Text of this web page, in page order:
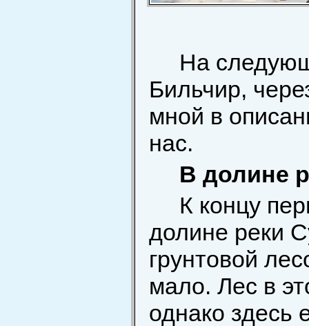
На
Бильчир,
мной в
нас.
В долине
К концу
долине реки
грунтовой
мало. Лес в
однако здесь